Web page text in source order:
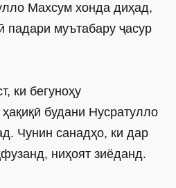
Махсум хонда диҳад,
падари муътабару ҷасур
ки бегуноҳу
будани Нусратулло
Чунин санадҳо, ки дар
ниҳоят зиёданд.